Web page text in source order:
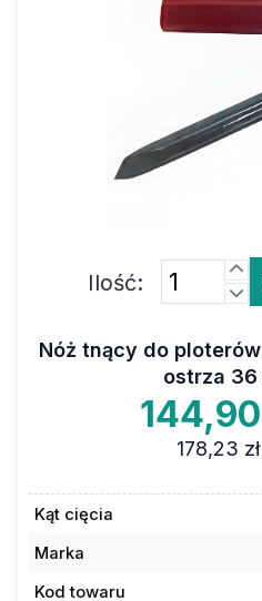
Ilość:
Nóż tnący do
ostrza
144,90
178,23 zł
Kąt cięcia
Marka
Kod towaru